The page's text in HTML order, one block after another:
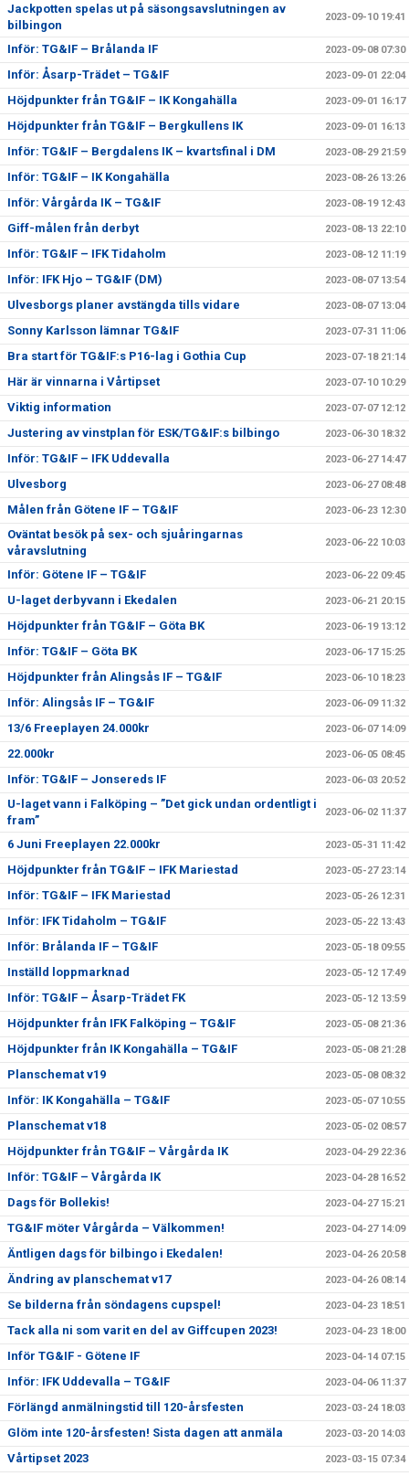
Jackpotten spelas ut på säsongsavslutningen av
bilbingon
2023-09-10 19:41
Inför: TG&IF – Brålanda IF 2023-09-08 07:30
Inför: Åsarp-Trädet – TG&IF 2023-09-01 22:04
Höjdpunkter från TG&IF – IK Kongahälla 2023-09-01 16:17
Höjdpunkter från TG&IF – Bergkullens IK 2023-09-01 16:13
Inför: TG&IF – Bergdalens IK – kvartsfinal i DM 2023-08-29 21:59
Inför: TG&IF – IK Kongahälla 2023-08-26 13:26
Inför: Vårgårda IK – TG&IF 2023-08-19 12:43
Giff-målen från derbyt 2023-08-13 22:10
Inför: TG&IF – IFK Tidaholm 2023-08-12 11:19
Inför: IFK Hjo – TG&IF (DM) 2023-08-07 13:54
Ulvesborgs planer avstängda tills vidare 2023-08-07 13:04
Sonny Karlsson lämnar TG&IF 2023-07-31 11:06
Bra start för TG&IF:s P16-lag i Gothia Cup 2023-07-18 21:14
Här är vinnarna i Vårtipset 2023-07-10 10:29
Viktig information 2023-07-07 12:12
Justering av vinstplan för ESK/TG&IF:s bilbingo 2023-06-30 18:32
Inför: TG&IF – IFK Uddevalla 2023-06-27 14:47
Ulvesborg 2023-06-27 08:48
Målen från Götene IF – TG&IF 2023-06-23 12:30
Oväntat besök på sex- och sjuåringarnas
våravslutning
2023-06-22 10:03
Inför: Götene IF – TG&IF 2023-06-22 09:45
U-laget derbyvann i Ekedalen 2023-06-21 20:15
Höjdpunkter från TG&IF – Göta BK 2023-06-19 13:12
Inför: TG&IF – Göta BK 2023-06-17 15:25
Höjdpunkter från Alingsås IF – TG&IF 2023-06-10 18:23
Inför: Alingsås IF – TG&IF 2023-06-09 11:32
13/6 Freeplayen 24.000kr 2023-06-07 14:09
22.000kr 2023-06-05 08:45
Inför: TG&IF – Jonsereds IF 2023-06-03 20:52
U-laget vann i Falköping – ”Det gick undan ordentligt i
fram”
2023-06-02 11:37
6 Juni Freeplayen 22.000kr 2023-05-31 11:42
Höjdpunkter från TG&IF – IFK Mariestad 2023-05-27 23:14
Inför: TG&IF – IFK Mariestad 2023-05-26 12:31
Inför: IFK Tidaholm – TG&IF 2023-05-22 13:43
Inför: Brålanda IF – TG&IF 2023-05-18 09:55
Inställd loppmarknad 2023-05-12 17:49
Inför: TG&IF – Åsarp-Trädet FK 2023-05-12 13:59
Höjdpunkter från IFK Falköping – TG&IF 2023-05-08 21:36
Höjdpunkter från IK Kongahälla – TG&IF 2023-05-08 21:28
Planschemat v19 2023-05-08 08:32
Inför: IK Kongahälla – TG&IF 2023-05-07 10:55
Planschemat v18 2023-05-02 08:57
Höjdpunkter från TG&IF – Vårgårda IK 2023-04-29 22:36
Inför: TG&IF – Vårgårda IK 2023-04-28 16:52
Dags för Bollekis! 2023-04-27 15:21
TG&IF möter Vårgårda – Välkommen! 2023-04-27 14:09
Äntligen dags för bilbingo i Ekedalen! 2023-04-26 20:58
Ändring av planschemat v17 2023-04-26 08:14
Se bilderna från söndagens cupspel! 2023-04-23 18:51
Tack alla ni som varit en del av Giffcupen 2023! 2023-04-23 18:00
Inför TG&IF - Götene IF 2023-04-14 07:15
Inför: IFK Uddevalla – TG&IF 2023-04-06 11:37
Förlängd anmälningstid till 120-årsfesten 2023-03-24 18:03
Glöm inte 120-årsfesten! Sista dagen att anmäla 2023-03-20 14:03
Vårtipset 2023 2023-03-15 07:34